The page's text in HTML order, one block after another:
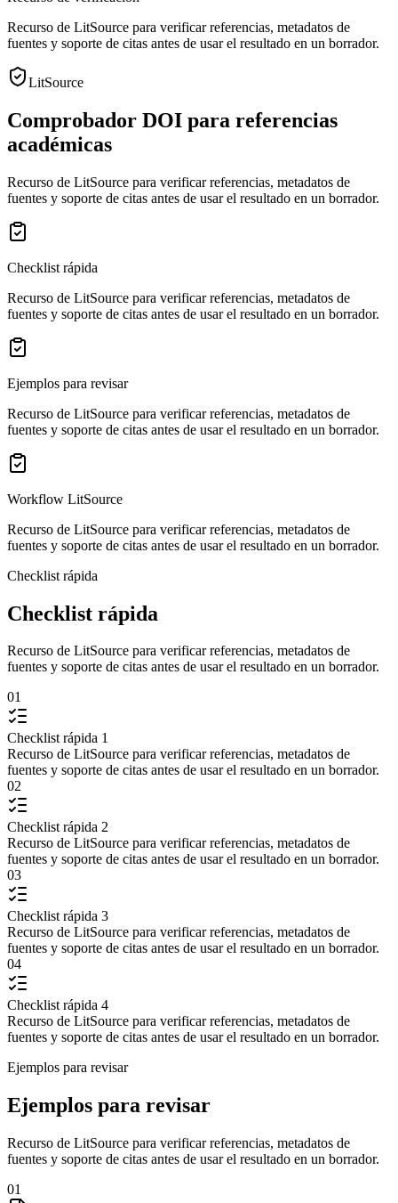
Recurso de LitSource para verificar referencias, metadatos de
fuentes y soporte de citas antes de usar el resultado en un borrador.
LitSource
Comprobador DOI para referencias
académicas
Recurso de LitSource para verificar referencias, metadatos de
fuentes y soporte de citas antes de usar el resultado en un borrador.
Checklist rápida
Recurso de LitSource para verificar referencias, metadatos de
fuentes y soporte de citas antes de usar el resultado en un borrador.
Ejemplos para revisar
Recurso de LitSource para verificar referencias, metadatos de
fuentes y soporte de citas antes de usar el resultado en un borrador.
Workflow LitSource
Recurso de LitSource para verificar referencias, metadatos de
fuentes y soporte de citas antes de usar el resultado en un borrador.
Checklist rápida
Checklist rápida
Recurso de LitSource para verificar referencias, metadatos de
fuentes y soporte de citas antes de usar el resultado en un borrador.
01
Checklist rápida 1
Recurso de LitSource para verificar referencias, metadatos de
fuentes y soporte de citas antes de usar el resultado en un borrador.
02
Checklist rápida 2
Recurso de LitSource para verificar referencias, metadatos de
fuentes y soporte de citas antes de usar el resultado en un borrador.
03
Checklist rápida 3
Recurso de LitSource para verificar referencias, metadatos de
fuentes y soporte de citas antes de usar el resultado en un borrador.
04
Checklist rápida 4
Recurso de LitSource para verificar referencias, metadatos de
fuentes y soporte de citas antes de usar el resultado en un borrador.
Ejemplos para revisar
Ejemplos para revisar
Recurso de LitSource para verificar referencias, metadatos de
fuentes y soporte de citas antes de usar el resultado en un borrador.
01